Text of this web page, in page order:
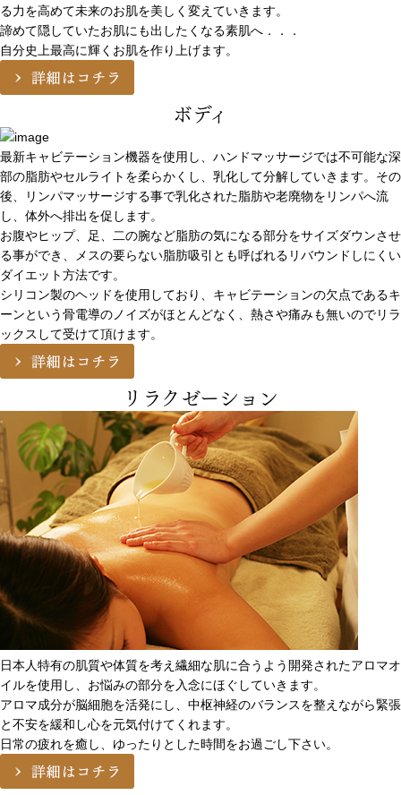
る力を高めて未来のお肌を美しく変えていきます。
諦めて隠していたお肌にも出したくなる素肌へ．．．
自分史上最高に輝くお肌を作り上げます。
ボディ
最新キャビテーション機器を使用し、ハンドマッサージでは不可能な深
部の脂肪やセルライトを柔らかくし、乳化して分解していきます。その
後、リンパマッサージする事で乳化された脂肪や老廃物をリンパへ流
し、体外へ排出を促します。
お腹やヒップ、足、二の腕など脂肪の気になる部分をサイズダウンさせ
る事ができ、メスの要らない脂肪吸引とも呼ばれるリバウンドしにくい
ダイエット方法です。
シリコン製のヘッドを使用しており、キャビテーションの欠点であるキ
ーンという骨電導のノイズがほとんどなく、熱さや痛みも無いのでリラ
ックスして受けて頂けます。
リラクゼーション
日本人特有の肌質や体質を考え繊細な肌に合うよう開発されたアロマオ
イルを使用し、お悩みの部分を入念にほぐしていきます。
アロマ成分が脳細胞を活発にし、中枢神経のバランスを整えながら緊張
と不安を緩和し心を元気付けてくれます。
日常の疲れを癒し、ゆったりとした時間をお過ごし下さい。